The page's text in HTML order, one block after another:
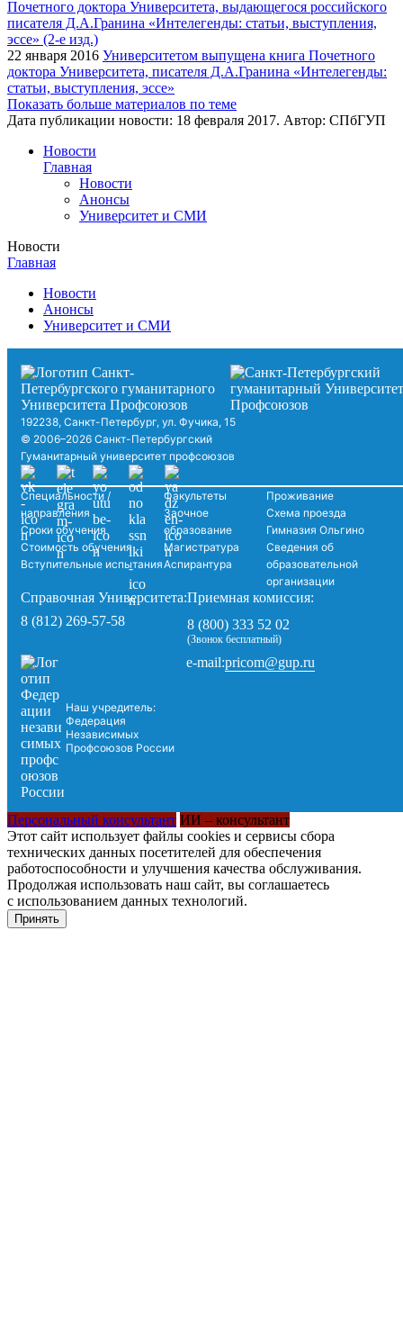
22 января 2016 Университетом выпущена книга Почетного
доктора Университета, писателя Д.А.Гранина «Интелегенды:
статьи, выступления, эссе»
Показать больше материалов по теме
Дата публикации новости: 18 февраля 2017. Автор: СПбГУП
Новости
Главная
Новости
Анонсы
Университет и СМИ
Новости
Главная
Новости
Анонсы
Университет и СМИ
192238, Санкт-Петербург, ул. Фучика, 15
© 2006–2026 Санкт-Петербургский
Гуманитарный университет профсоюзов
Специальности /
направления
Сроки обучения
Стоимость обучения
Вступительные испытания
Факультеты
Заочное
образование
Магистратура
Аспирантура
Проживание
Схема проезда
Гимназия Ольгино
Сведения об
образовательной
организации
Справочная Университета:
8 (812) 269-57-58
Приемная комиссия:
8 (800) 333 52 02
(Звонок бесплатный)
Наш учредитель:
Федерация
Независимых
Профсоюзов России
e-mail:pricom@gup.ru
Персональный консультант ИИ – консультант
Этот сайт использует файлы cookies и сервисы сбора
технических данных посетителей для обеспечения
работоспособности и улучшения качества обслуживания.
Продолжая использовать наш сайт, вы соглашаетесь
с использованием данных технологий.
Принять